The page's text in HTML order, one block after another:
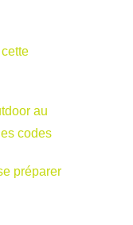
au
codes
préparer